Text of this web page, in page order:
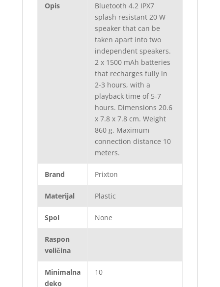
Opis
Bluetooth 4.2 IPX7
splash resistant 20 W
speaker that can be
taken apart into two
independent speakers.
2 x 1500 mAh batteries
that recharges fully in
2-3 hours, with a
playback time of 5-7
hours. Dimensions 20.6
x 7.8 x 7.8 cm. Weight
860 g. Maximum
connection distance 10
meters.
Brand Prixton
Materijal Plastic
Spol None
Raspon
veličina
Minimalna
deko
10